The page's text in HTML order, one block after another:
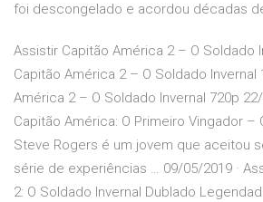
foi descongelado e acordou décadas
Assistir Capitão América 2 – O Soldado
Capitão América 2 – O Soldado Invernal
América 2 – O Soldado Invernal 720p
Capitão América: O Primeiro Vingador –
Steve Rogers é um jovem que aceitou
série de experiências … 09/05/2019 ·
2: O Soldado Invernal Dublado